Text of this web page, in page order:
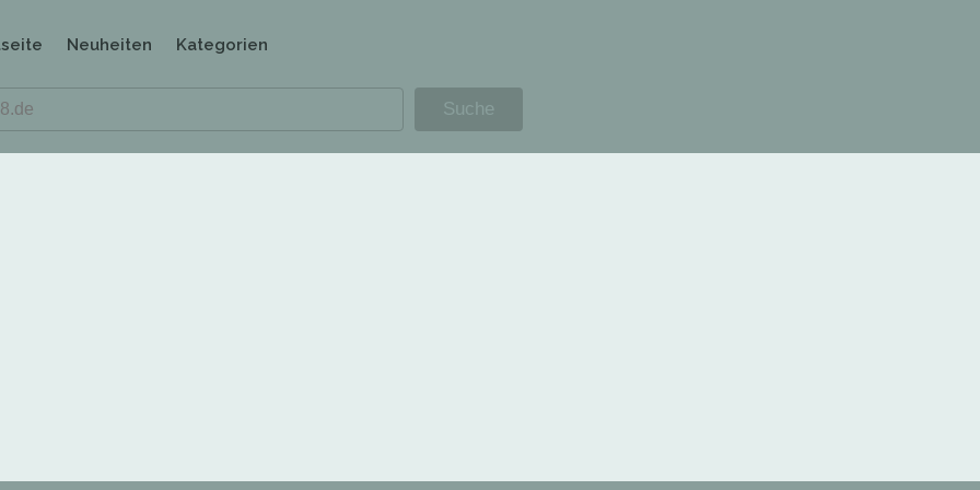
Neuheiten Kategorien